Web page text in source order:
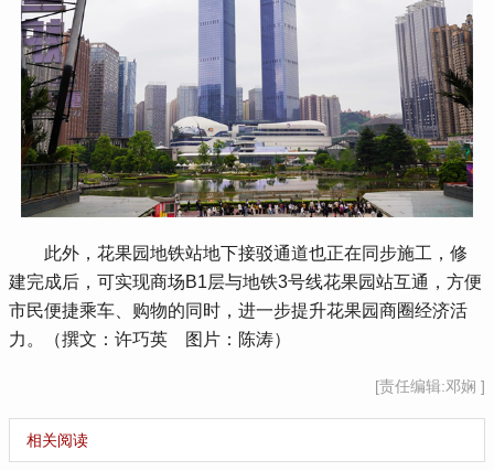
此外，花果园地铁站地下接驳通道也正在同步施工，修
建完成后，可实现商场B1层与地铁3号线花果园站互通，方便
市民便捷乘车、购物的同时，进一步提升花果园商圈经济活
力。（撰文：许巧英 图片：陈涛）
[责任编辑:邓娴 ]
相关阅读